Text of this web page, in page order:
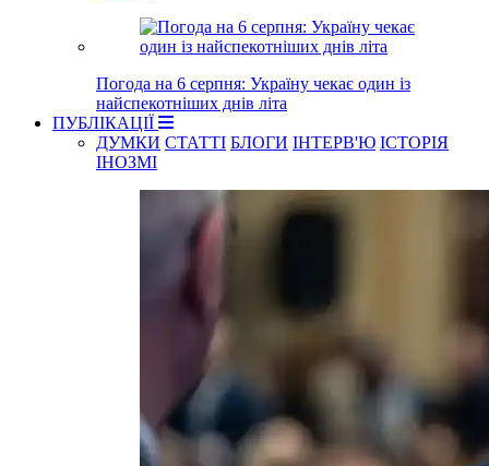
Погода на 6 серпня: Україну чекає один із
найспекотніших днів літа
ПУБЛІКАЦІЇ
ДУМКИ СТАТТІ БЛОГИ ІНТЕРВ'Ю ІСТОРІЯ
ІНОЗМІ